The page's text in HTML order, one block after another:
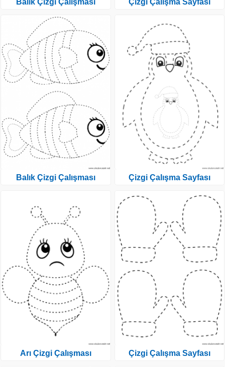
Balık Çizgi Çalışması
Arı Çizgi Çalışması
Çizgi Çalışma Sayfası
Çizgi Çalışma Sayfası